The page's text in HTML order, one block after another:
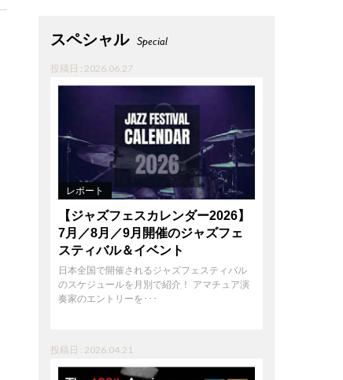
スペシャル Special
投稿日 : 2026.06.27
レポート
【ジャズフェスカレンダー2026】
7月／8月／9月開催のジャズフェ
スティバル＆イベント
日本全国で開催されるジャズフェスティバル
のスケジュールを月別で紹介！ アマチュア演
奏家のエントリーを･･･
投稿日 : 2026.04.21